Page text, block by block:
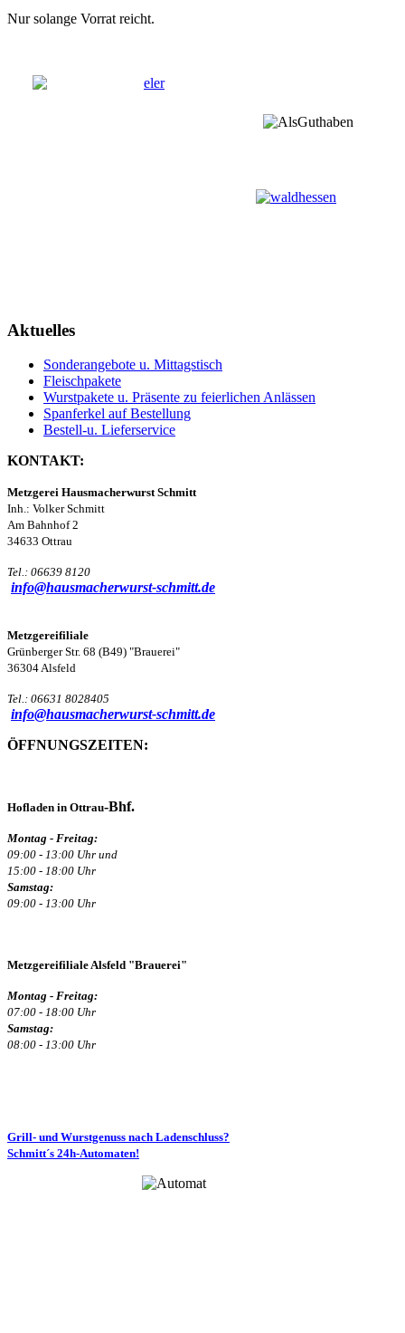
Nur solange Vorrat reicht.
Aktuelles
Sonderangebote u. Mittagstisch
Fleischpakete
Wurstpakete u. Präsente zu feierlichen Anlässen
Spanferkel auf Bestellung
Bestell-u. Lieferservice
KONTAKT:
Metzgerei Hausmacherwurst Schmitt
Inh.: Volker Schmitt
Am Bahnhof 2
34633 Ottrau
Tel.: 06639 8120
info@hausmacherwurst-schmitt.de
Metzgereifiliale
Grünberger Str. 68 (B49) "Brauerei"
36304 Alsfeld
Tel.: 06631 8028405
info@hausmacherwurst-schmitt.de
ÖFFNUNGSZEITEN:
Hofladen in Ottrau-Bhf.
Montag - Freitag:
09:00 - 13:00 Uhr und
15:00 - 18:00 Uhr
Samstag:
09:00 - 13:00 Uhr
Metzgereifiliale Alsfeld "Brauerei"
Montag - Freitag:
07:00 - 18:00 Uhr
Samstag:
08:00 - 13:00 Uhr
Grill- und Wurstgenuss nach Ladenschluss?
Schmitt´s 24h-Automaten!